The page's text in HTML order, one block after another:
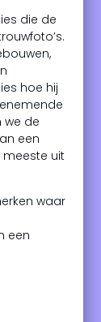
die de
hoe hij
we de
een
uit
waar
een